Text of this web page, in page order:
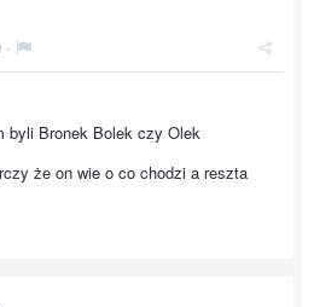
·
byli Bronek Bolek czy Olek
że on wie o co chodzi a reszta